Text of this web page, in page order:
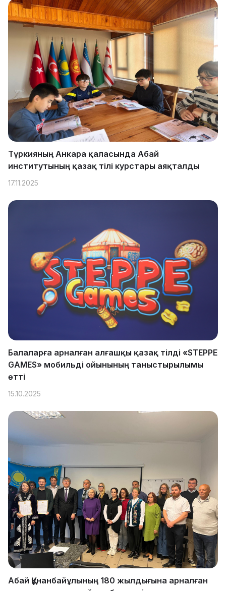
Түркияның Анкара қаласында Абай
институтының қазақ тілі курстары аяқталды
17.11.2025
Балаларға арналған алғашқы қазақ тілді «STEPPE
GAMES» мобильді ойынының таныстырылымы
өтті
15.10.2025
Абай Құнанбайұлының 180 жылдығына арналған